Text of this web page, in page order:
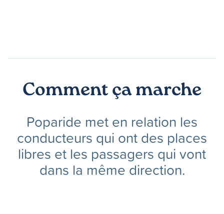
Comment ça marche
Poparide met en relation les
conducteurs qui ont des places
libres et les passagers qui vont
dans la même direction.